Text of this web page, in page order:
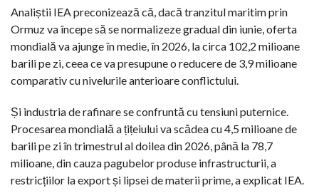
Analiștii IEA preconizează că, dacă tranzitul maritim prin
Ormuz va începe să se normalizeze gradual din iunie, oferta
mondială va ajunge în medie, în 2026, la circa 102,2 milioane
barili pe zi, ceea ce va presupune o reducere de 3,9 milioane
comparativ cu nivelurile anterioare conflictului.
Și industria de rafinare se confruntă cu tensiuni puternice.
Procesarea mondială a țițeiului va scădea cu 4,5 milioane de
barili pe zi în trimestrul al doilea din 2026, până la 78,7
milioane, din cauza pagubelor produse infrastructurii, a
restricțiilor la export și lipsei de materii prime, a explicat IEA.